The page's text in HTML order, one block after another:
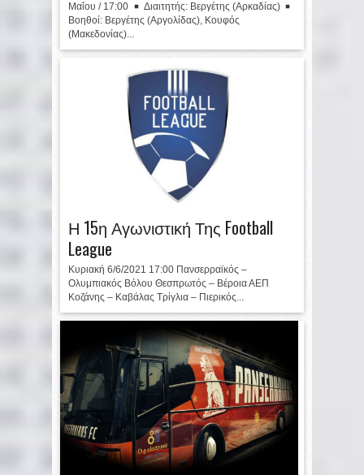
Μαΐου / 17:00
Διαιτητής: Βεργέτης (Αρκαδίας)
Βοηθοί: Βεργέτης (Αργολίδας), Κουφός
(Μακεδονίας)...
Η 15η Αγωνιστική Της Football
League
Κυριακή 6/6/2021 17:00 Πανσερραϊκός –
Ολυμπιακός Βόλου Θεσπρωτός – Βέροια ΑΕΠ
Κοζάνης – Καβάλας Τρίγλια – Πιερικός...